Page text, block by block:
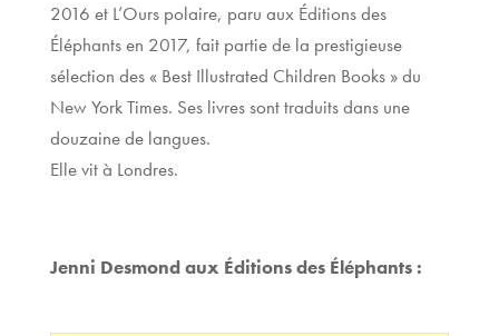
2016 et L’Ours polaire, paru aux Éditions des
Éléphants en 2017, fait partie de la prestigieuse
sélection des « Best Illustrated Children Books » du
New York Times. Ses livres sont traduits dans une
douzaine de langues.
Elle vit à Londres.
Jenni Desmond aux Éditions des Éléphants :